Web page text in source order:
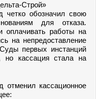
Строй»
обозначил свою
для отказа.
оплачивать работы на
на непредоставление
первых инстанций
но кассация стала на
кассационное